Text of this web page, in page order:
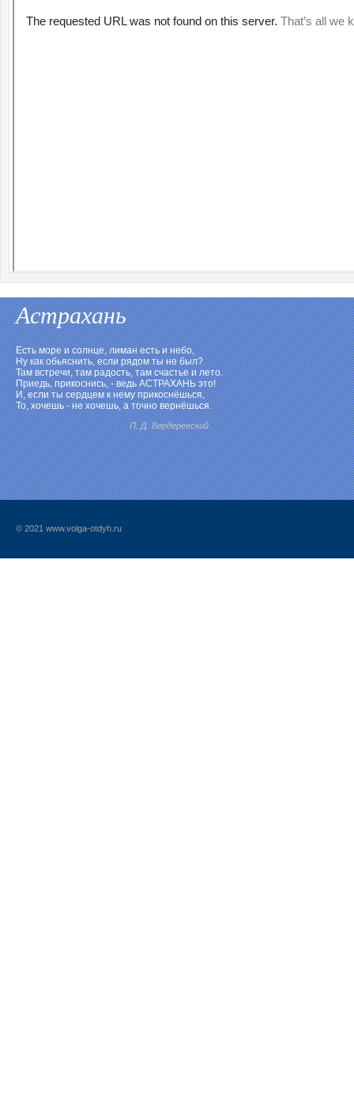
Астрахань
Есть море и солнце, лиман есть и небо,
Ну как обьяснить, если рядом ты не был?
Там встречи, там радость, там счастье и лето.
Приедь, прикоснись, - ведь АСТРАХАНЬ это!
И, если ты сердцем к нему прикоснёшься,
То, хочешь - не хочешь, а точно вернёшься.
П. Д. Вердеревский
© 2021 www.volga-otdyh.ru